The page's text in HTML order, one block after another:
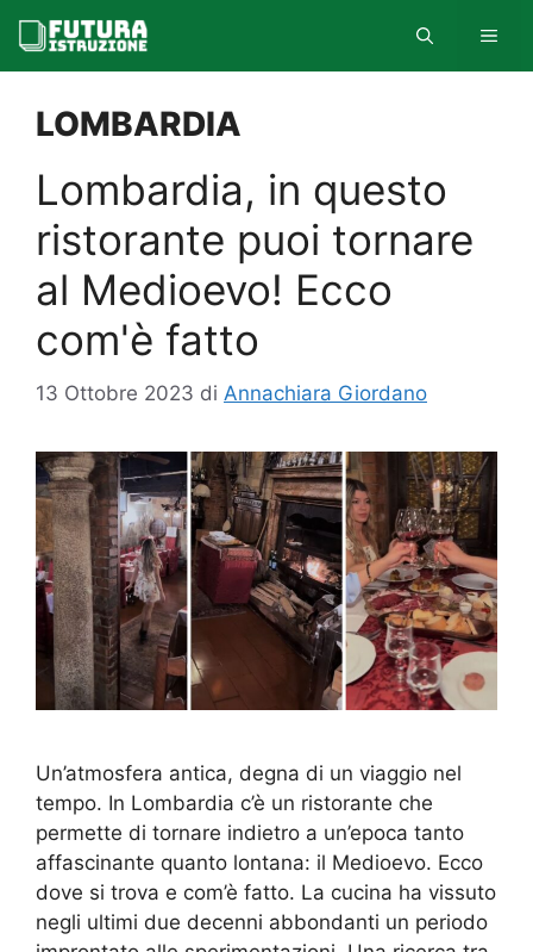
contenuto
LOMBARDIA
Lombardia, in questo
ristorante puoi tornare
al Medioevo! Ecco
com'è fatto
13 Ottobre 2023 di Annachiara Giordano
Un’atmosfera antica, degna di un viaggio nel
tempo. In Lombardia c’è un ristorante che
permette di tornare indietro a un’epoca tanto
affascinante quanto lontana: il Medioevo. Ecco
dove si trova e com’è fatto. La cucina ha vissuto
negli ultimi due decenni abbondanti un periodo